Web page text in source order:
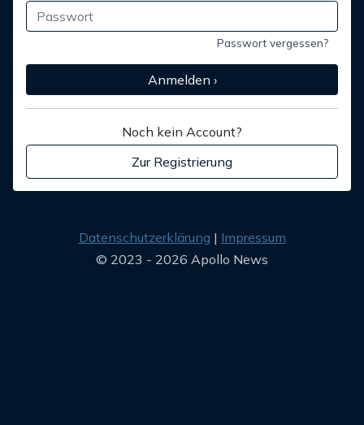
Passwort vergessen?
Anmelden ›
Noch kein Account?
Zur Registrierung
Datenschutzerklärung
Impressum
© 2023 - 2026 Apollo News